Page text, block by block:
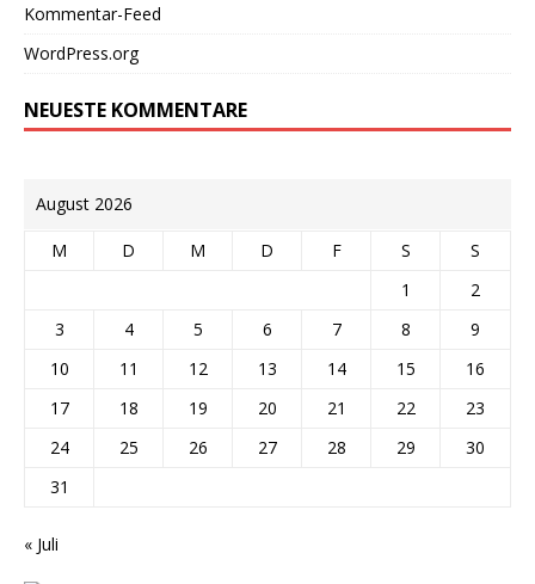
Kommentar-Feed
WordPress.org
NEUESTE KOMMENTARE
August 2026
M D M D F S
S
1
2
3
4 5 6 7 8
9
10
11 12 13 14 15
16
17
18 19 20 21 22
23
24
25 26 27 28 29
30
31
« Juli